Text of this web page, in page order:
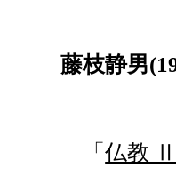
藤枝静男
「仏教 Ⅱ